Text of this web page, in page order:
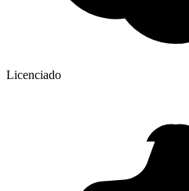
Licenciado